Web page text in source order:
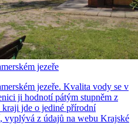
jezeře
jezeře. Kvalita vody se v
ji hodnotí pátým stupněm z
jde o jediné přírodní
vyplývá z údajů na webu Krajské